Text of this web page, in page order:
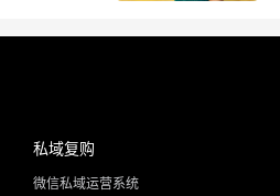
私域复购
微信私域运营系统